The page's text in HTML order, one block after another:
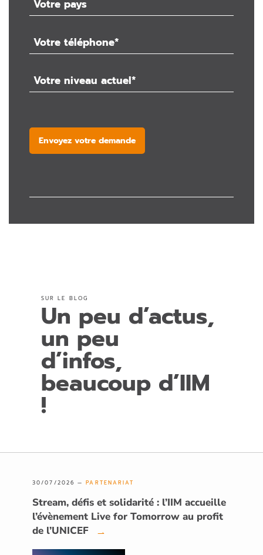
Envoyez votre demande
SUR LE BLOG
Un peu d’actus,
un peu
d’infos,
beaucoup d’IIM
!
30/07/2026 —PARTENARIAT
Stream, défis et solidarité : l’IIM accueille
l’évènement Live for Tomorrow au profit
de l’UNICEF
→